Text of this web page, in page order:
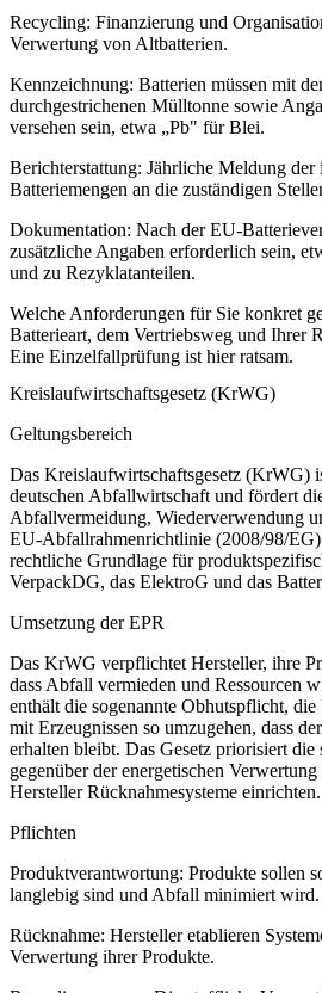
Recycling: Finanzierung und
Verwertung von Altbatterien.
Kennzeichnung: Batterien müssen mit
durchgestrichenen Mülltonne sowie
versehen sein, etwa „Pb" für Blei.
Berichterstattung: Jährliche Meldung der
Batteriemengen an die zuständigen
Dokumentation: Nach der EU-
zusätzliche Angaben erforderlich sein,
und zu Rezyklatanteilen.
Welche Anforderungen für Sie konkret
Batterieart, dem Vertriebsweg und Ihrer
Eine Einzelfallprüfung ist hier ratsam.
Kreislaufwirtschaftsgesetz (KrWG)
Geltungsbereich
Das Kreislaufwirtschaftsgesetz (KrWG)
deutschen Abfallwirtschaft und fördert
Abfallvermeidung, Wiederverwendung
EU-Abfallrahmenrichtlinie (2008/98/
rechtliche Grundlage für
VerpackDG, das ElektroG und das
Umsetzung der EPR
Das KrWG verpflichtet Hersteller, ihre
dass Abfall vermieden und Ressourcen
enthält die sogenannte Obhutspflicht,
mit Erzeugnissen so umzugehen, dass
erhalten bleibt. Das Gesetz priorisiert
gegenüber der energetischen
Hersteller Rücknahmesysteme einrichten.
Pflichten
Produktverantwortung: Produkte sollen
langlebig sind und Abfall minimiert wird.
Rücknahme: Hersteller etablieren
Verwertung ihrer Produkte.